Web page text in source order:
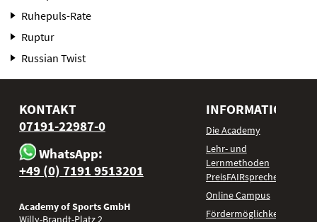
Ruhepuls-Rate
Ruptur
Russian Twist
KONTAKT
07191-22987-0
WhatsApp:
+49 (0) 7191 9513201
Academy of Sports GmbH
Willy-Brandt-Platz 2
INFORMATIONEN
Die Academy
Lehr- und
Lernmethoden
PreisFAIRsprechen
Online Campus
Fördermöglichkeiten